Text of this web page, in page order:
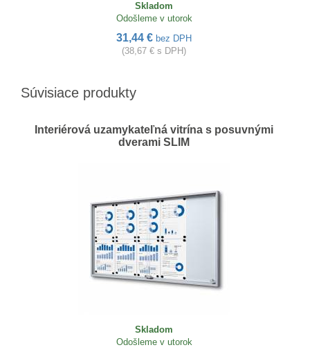
Skladom
Odošleme v utorok
31,44 € bez DPH
(38,67 € s DPH)
Súvisiace produkty
Interiérová uzamykateľná vitrína s posuvnými
dverami SLIM
Skladom
Odošleme v utorok